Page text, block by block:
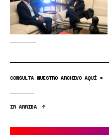
CONSULTA NUESTRO ARCHIVO AQUÍ >
IR ARRIBA